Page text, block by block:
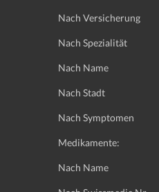
Nach Versicherung
Nach Spezialität
Nach Name
Nach Stadt
Nach Symptomen
Medikamente:
Nach Name